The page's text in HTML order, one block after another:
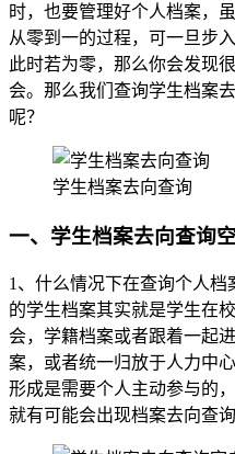
时，也要管理好个人档案，
从零到一的过程，可一旦步
此时若为零，那么你会发现
会。那么我们查询学生档案
呢？
学生档案去向查询
一、学生档案去向查询
1、什么情况下在查询个人
的学生档案其实就是学生在
会，学籍档案或者跟着一起
案，或者统一归放于人力中
形成是需要个人主动参与的
就有可能会出现档案去向查询